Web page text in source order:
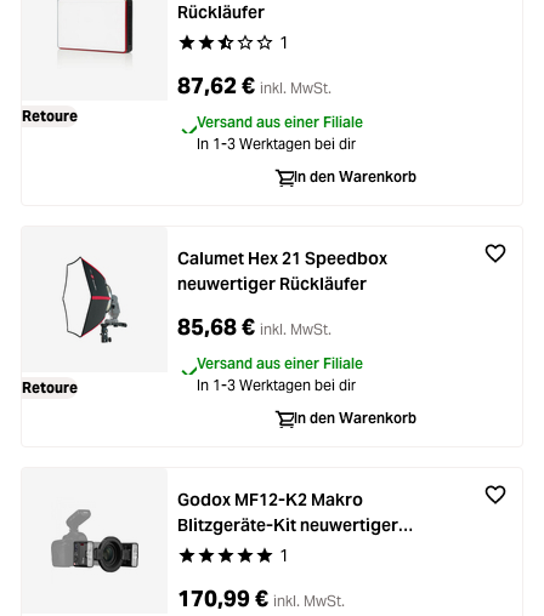
Retoure
Durchschnittliche Bewertung von 2.6 von 5
1
Rückläufer
87,62 € inkl. MwSt.
Versand aus einer Filiale
In 1-3 Werktagen bei dir
In den Warenkorb
Retoure
Calumet Hex 21 Speedbox
neuwertiger Rückläufer
85,68 € inkl. MwSt.
Versand aus einer Filiale
In 1-3 Werktagen bei dir
In den Warenkorb
Durchschnittliche Bewertung von 5 von 5
1
Godox MF12-K2 Makro
Blitzgeräte-Kit neuwertiger
Rückläufer
170,99 € inkl. MwSt.